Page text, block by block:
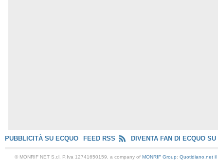
PUBBLICITÀ SU ECQUO FEED RSS DIVENTA FAN DI ECQUO SU
© MONRIF NET S.r.l. P.Iva 12741650159, a company of MONRIF Group: Quotidiano.net il